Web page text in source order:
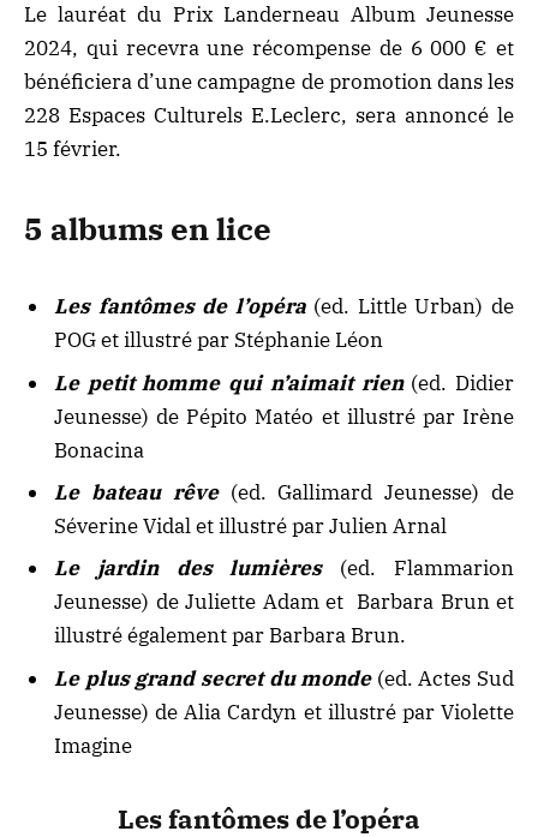
Le lauréat du Prix Landerneau Album Jeunesse
2024, qui recevra une récompense de 6 000 € et
bénéficiera d’une campagne de promotion dans les
228 Espaces Culturels E.Leclerc, sera annoncé le
15 février.
5 albums en lice
Les fantômes de l’opéra(ed. Little Urban) de
POG et illustré par Stéphanie Léon
Le petit homme qui n’aimait rien(ed. Didier
Jeunesse) de Pépito Matéo et illustré par Irène
Bonacina
Le bateau rêve(ed. Gallimard Jeunesse) de
Séverine Vidal et illustré par Julien Arnal
Le jardin des lumières (ed. Flammarion
Jeunesse) de Juliette Adam et Barbara Brun et
illustré également par Barbara Brun.
Le plus grand secret du monde (ed. Actes Sud
Jeunesse) de Alia Cardyn et illustré par Violette
Imagine
Les fantômes de l’opéra